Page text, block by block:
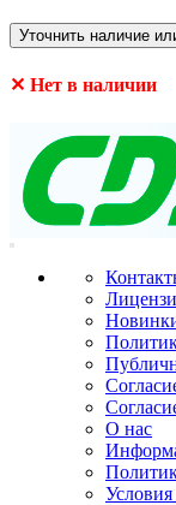
Уточнить наличие
✕ Нет в наличии
О нас